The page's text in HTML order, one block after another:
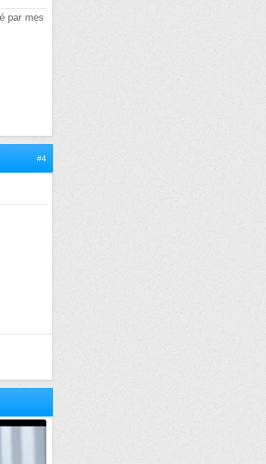
par mes
#4